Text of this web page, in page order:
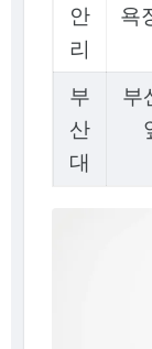
안
리
욕
부
산
대
부